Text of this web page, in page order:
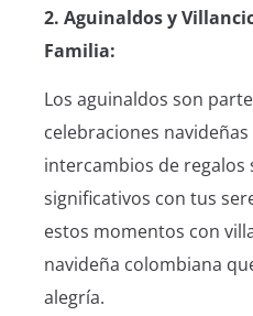
2. Aguinaldos y
Familia:
Los aguinaldos son
celebraciones
intercambios de regalos
significativos con tus
estos momentos con
navideña colombiana
alegría.